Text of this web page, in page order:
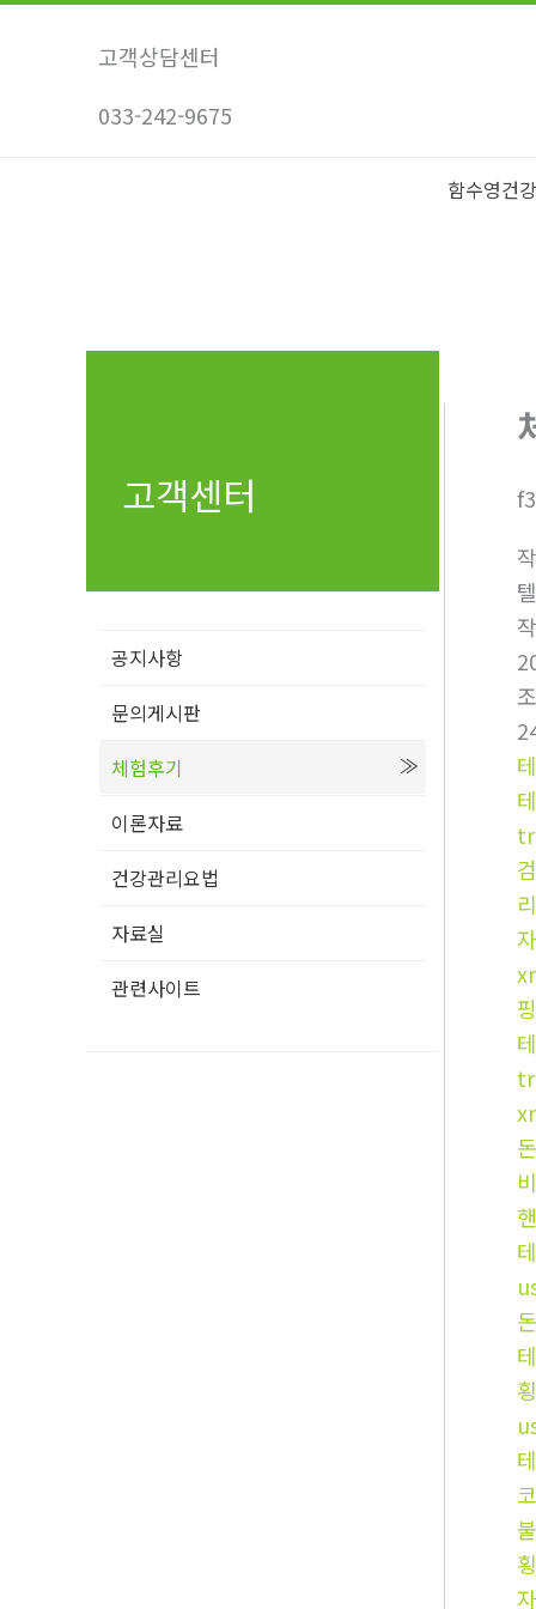
콘
고객상담센터
033-242-9675
함수영건
고객센터
공지사항
문의게시판
체험후기
이론자료
건강관리요법
자료실
관련사이트